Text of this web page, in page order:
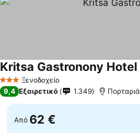
3 ΑστέριαΞενοδοχείο
Kritsa Gastronony Hotel
9,4 Εξαιρετικό 1.349 Πορταριά
Από 62 €